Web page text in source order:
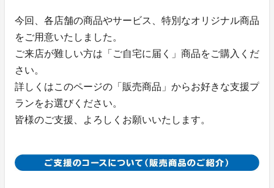
今回、各店舗の商品やサービス、特別なオリジナル商品
をご用意いたしました。
ご来店が難しい方は「ご自宅に届く」商品をご購入くだ
さい。
詳しくはこのページの「販売商品」からお好きな支援プ
ランをお選びください。
皆様のご支援、よろしくお願いいたします。